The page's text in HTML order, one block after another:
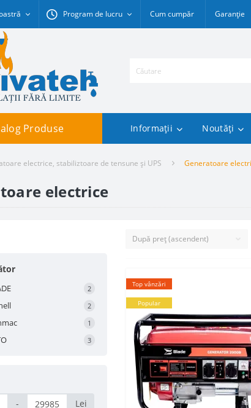
Program de lucru Cum cumpăr Garanție
Produse Informații Noutăți
electrice, stabiliztoare de tensune și UPS Generatoare
electrice
2
2
1
3
-
Lei
Top vânzări
Popular